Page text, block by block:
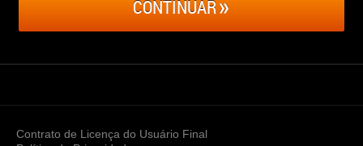
CONTINUAR
Contrato de Licença do Usuário Final